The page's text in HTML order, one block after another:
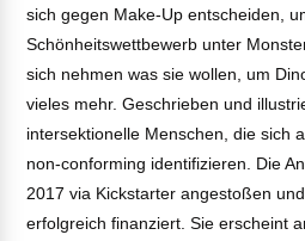
sich gegen Make-Up entscheiden,
Schönheitswettbewerb unter
sich nehmen was sie wollen, um
vieles mehr. Geschrieben und
intersektionelle Menschen, die sich
non-conforming identifizieren. Die
2017 via Kickstarter angestoßen
erfolgreich finanziert. Sie erscheint